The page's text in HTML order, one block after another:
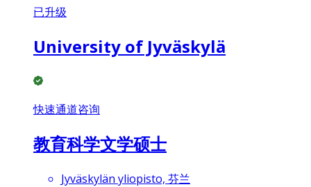
已升级
University of Jyväskylä
快速通道咨询
教育科学文学硕士
Jyväskylän yliopisto, 芬兰